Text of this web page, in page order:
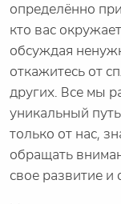
определённо
кто вас
обсуждая
откажитесь от
других. Все мы
уникальный
только от нас,
обращать
свое развитие и